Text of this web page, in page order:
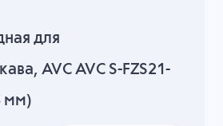
для
AVC AVC S-FZS21-
мм)